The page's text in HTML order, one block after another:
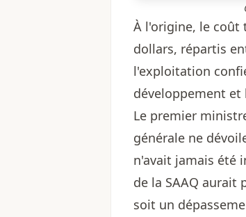
À l'origine, le coût
dollars, répartis
l'exploitation
développement
Le premier
générale ne
n'avait jamais été
de la SAAQ
soit un